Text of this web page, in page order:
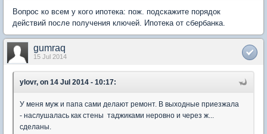
Вопрос ко всем у кого ипотека: пож. подскажите порядок
действий после получения ключей. Ипотека от сбербанка.
gumraq
15 Jul 2014
ylovr, on 14 Jul 2014 - 10:17:
У меня муж и папа сами делают ремонт. В выходные приезжала
- наслушалась как стены таджиками неровно и через ж...
сделаны.